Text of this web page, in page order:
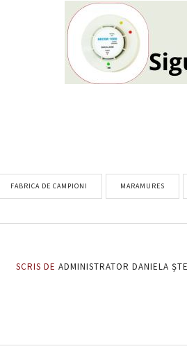
FABRICA DE CAMPIONI MARAMURES
SCRIS DE ADMINISTRATOR DANIELA